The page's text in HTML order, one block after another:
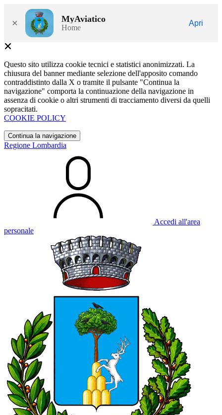
× MyAviatico
Home
Apri
Questo sito utilizza cookie tecnici e statistici anonimizzati. La
chiusura del banner mediante selezione dell'apposito comando
contraddistinto dalla X o tramite il pulsante "Continua la
navigazione" comporta la continuazione della navigazione in
assenza di cookie o altri strumenti di tracciamento diversi da quelli
sopracitati.
COOKIE POLICY
Continua la navigazione
Regione Lombardia
Accedi all'area
personale